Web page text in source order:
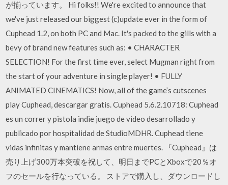
が揃っています。 Hi folks!! We're excited to announce that
we've just released our biggest (c)update ever in the form of
Cuphead 1.2, on both PC and Mac. It's packed to the gills with a
bevy of brand new features such as: • CHARACTER
SELECTION! For the first time ever, select Mugman right from
the start of your adventure in single player! • FULLY
ANIMATED CINEMATICS! Now, all of the game’s cutscenes
play Cuphead, descargar gratis. Cuphead 5.6.2.10718: Cuphead
es un correr y pistola indie juego de video desarrollado y
publicado por hospitalidad de StudioMDHR. Cuphead tiene
vidas infinitas y mantiene armas entre muertes. 『Cuphead』は
売り上げ300万本突破を祝して、明日までPCとXboxで20％オ
フのセールを行なっている。 ストアで購入し、ダウンロードし